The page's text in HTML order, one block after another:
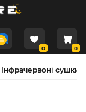
0 0
Інфрачервоні сушки